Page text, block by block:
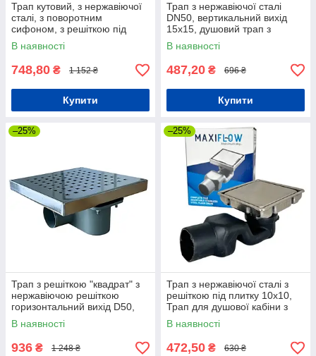
Трап кутовий, з нержавіючої
сталі, з поворотним
сифоном, з решіткою під
плитку
В наявності
748,80 ₴ 1 152 ₴
Купити
Трап з нержавіючої сталі
DN50, вертикальний вихід
15х15, душовий трап з
гідрозатвором
В наявності
487,20 ₴ 696 ₴
Купити
–25%
Трап з решіткою "квадрат" з
нержавіючою решіткою
горизонтальний вихід D50,
20х20 см
В наявності
936 ₴ 1 248 ₴
–25%
Трап з нержавіючої сталі з
решіткою під плитку 10х10,
Трап для душової кабіни з
гідрозатвором
В наявності
472,50 ₴ 630 ₴